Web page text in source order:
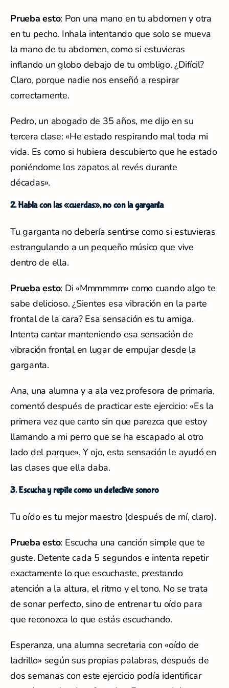
Prueba esto: Pon una mano en tu abdomen y otra
en tu pecho. Inhala intentando que solo se mueva
la mano de tu abdomen, como si estuvieras
inflando un globo debajo de tu ombligo. ¿Difícil?
Claro, porque nadie nos enseñó a respirar
correctamente.
Pedro, un abogado de 35 años, me dijo en su
tercera clase: «He estado respirando mal toda mi
vida. Es como si hubiera descubierto que he estado
poniéndome los zapatos al revés durante
décadas».
2. Habla con las «cuerdas», no con la garganta
Tu garganta no debería sentirse como si estuvieras
estrangulando a un pequeño músico que vive
dentro de ella.
Prueba esto: Di «Mmmmmm» como cuando algo te
sabe delicioso. ¿Sientes esa vibración en la parte
frontal de la cara? Esa sensación es tu amiga.
Intenta cantar manteniendo esa sensación de
vibración frontal en lugar de empujar desde la
garganta.
Ana, una alumna y a ala vez profesora de primaria,
comentó después de practicar este ejercicio: «Es la
primera vez que canto sin que parezca que estoy
llamando a mi perro que se ha escapado al otro
lado del parque». Y ojo, esta sensación le ayudó en
las clases que ella daba.
3. Escucha y repite como un detective sonoro
Tu oído es tu mejor maestro (después de mí, claro).
Prueba esto: Escucha una canción simple que te
guste. Detente cada 5 segundos e intenta repetir
exactamente lo que escuchaste, prestando
atención a la altura, el ritmo y el tono. No se trata
de sonar perfecto, sino de entrenar tu oído para
que reconozca lo que estás escuchando.
Esperanza, una alumna secretaria con «oído de
ladrillo» según sus propias palabras, después de
dos semanas con este ejercicio podía identificar